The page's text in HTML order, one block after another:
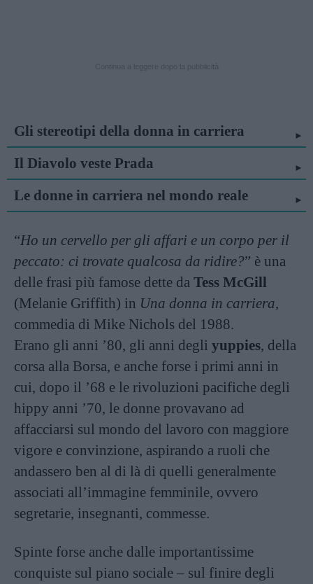
Gli stereotipi della donna in carriera
Il Diavolo veste Prada
Le donne in carriera nel mondo reale
“Ho un cervello per gli affari e un corpo per il
peccato: ci trovate qualcosa da ridire?” è una
delle frasi più famose dette da Tess McGill
(Melanie Griffith) in Una donna in carriera,
commedia di Mike Nichols del 1988.
Erano gli anni ’80, gli anni degli yuppies, della
corsa alla Borsa, e anche forse i primi anni in
cui, dopo il ’68 e le rivoluzioni pacifiche degli
hippy anni ’70, le donne provavano ad
affacciarsi sul mondo del lavoro con maggiore
vigore e convinzione, aspirando a ruoli che
andassero ben al di là di quelli generalmente
associati all’immagine femminile, ovvero
segretarie, insegnanti, commesse.
Spinte forse anche dalle importantissime
conquiste sul piano sociale – sul finire degli